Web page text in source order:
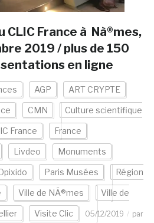
CLIC France à Nà®mes,
2019 / plus de 150
en ligne
AGP ART CRYPTE
CMN Culture scientifique
France France
Livdeo Monuments
Paris Musées Région
Ville de NÃ®mes Ville de
Visite Clic 05/12/2019 par